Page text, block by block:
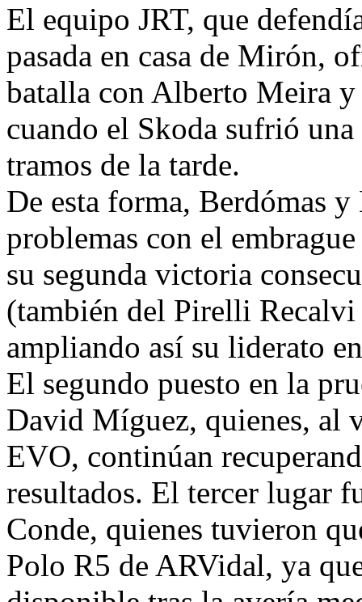
El equipo JRT, que
pasada en casa de Mirón,
batalla con Alberto Meira
cuando el Skoda sufrió
tramos de la tarde.
De esta forma, Berdómas
problemas con el
su segunda victoria
(también del Pirelli
ampliando así su liderato
El segundo puesto en la
David Míguez, quienes, al
EVO, continúan
resultados. El tercer lugar
Conde, quienes tuvieron
Polo R5 de ARVidal, ya